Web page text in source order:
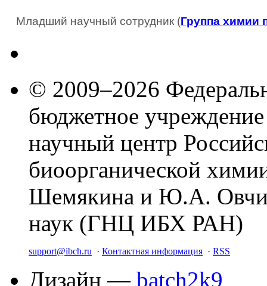
Младший научный сотрудник (Группа химии
© 2009–2026
бюджетное
научный центр
биоорганической
Шемякина и Ю.А.
наук (ГНЦ ИБХ РАН)
support@ibch.ru · Контактная информация · RSS
Дизайн — batch2k9